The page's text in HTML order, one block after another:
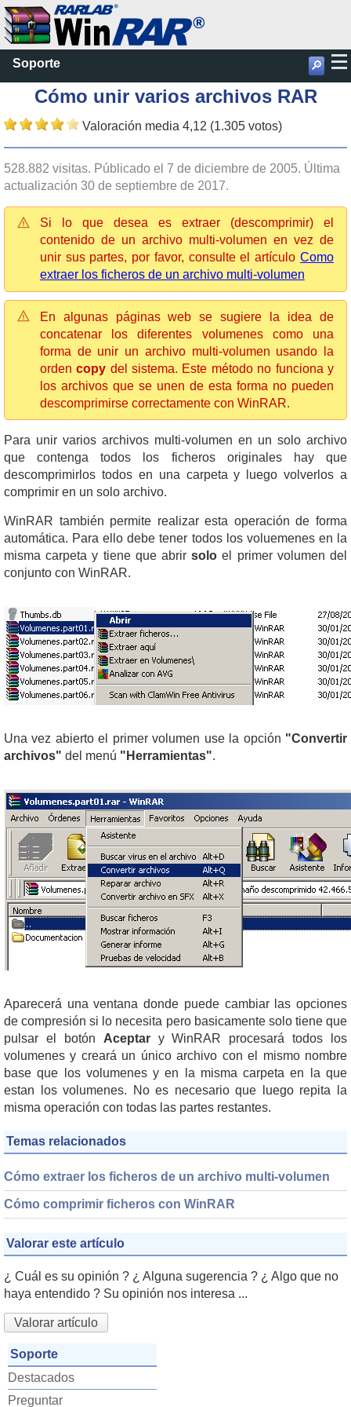
Soporte 🔎
Cómo unir varios archivos RAR
Valoración media 4,12 (1.305 votos)
528.882 visitas. Públicado el 7 de diciembre de 2005. Última
actualización 30 de septiembre de 2017.
Si lo que desea es extraer (descomprimir) el
contenido de un archivo multi-volumen en vez de
unir sus partes, por favor, consulte el artículo Como
extraer los ficheros de un archivo multi-volumen
En algunas páginas web se sugiere la idea de
concatenar los diferentes volumenes como una
forma de unir un archivo multi-volumen usando la
ordencopy del sistema. Este método no funciona y
los archivos que se unen de esta forma no pueden
descomprimirse correctamente con WinRAR.
Para unir varios archivos multi-volumen en un solo archivo
que contenga todos los ficheros originales hay que
descomprimirlos todos en una carpeta y luego volverlos a
comprimir en un solo archivo.
WinRAR también permite realizar esta operación de forma
automática. Para ello debe tener todos los voluemenes en la
misma carpeta y tiene que abrirsolo el primer volumen del
conjunto con WinRAR.
Una vez abierto el primer volumen use la opción "Convertir
archivos" del menú "Herramientas".
Aparecerá una ventana donde puede cambiar las opciones
de compresión si lo necesita pero basicamente solo tiene que
pulsar el botón Aceptary WinRAR procesará todos los
volumenes y creará un único archivo con el mismo nombre
base que los volumenes y en la misma carpeta en la que
estan los volumenes. No es necesario que luego repita la
misma operación con todas las partes restantes.
Temas relacionados
Cómo extraer los ficheros de un archivo multi-volumen
Cómo comprimir ficheros con WinRAR
Valorar este artículo
¿ Cuál es su opinión ? ¿ Alguna sugerencia ? ¿ Algo que no
haya entendido ? Su opinión nos interesa ...
Valorar artículo
Soporte
Destacados
Preguntar